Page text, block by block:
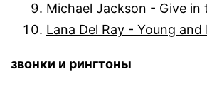
Michael Jackson - Give in
Lana Del Ray - Young and
звонки и рингтоны